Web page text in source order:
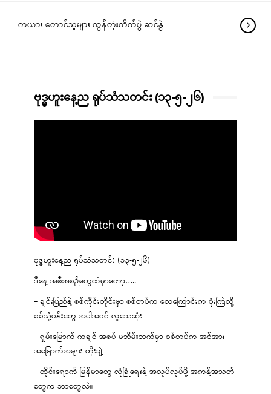
ကယား တောင်သူများ ထွန်တုံးတိုက်ပွဲ ဆင်နွဲ
ဗုဒ္ဓဟူးနေ့ည ရုပ်သံသတင်း (၁၃-၅-၂၆)
ဗုဒ္ဓဟူးနေ့ည ရုပ်သံသတင်း (၁၃-၅-၂၆)
ဒီနေ့ အစီအစဉ်တွေထဲမှာတော့…..
– ချင်းပြည်နဲ့ စစ်ကိုင်းတိုင်းမှာ စစ်တပ်က လေကြောင်းက ဗုံးကြဲလို့
စစ်သုံ့ပန်းတွေ အပါအဝင် လူသေဆုံး
– ရှမ်းမြောက်-ကချင် အစပ် မဘိမ်းဘက်မှာ စစ်တပ်က အင်အား
အမြောက်အများ တိုးချဲ့
– ထိုင်းရောက် မြန်မာတွေ လုံခြုံရေးနဲ့ အလုပ်လုပ်ဖို့ အကန့်အသတ်
တွေက ဘာတွေလဲ။